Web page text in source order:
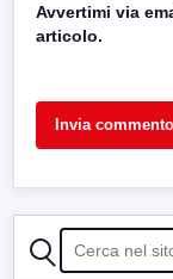
Avvertimi via
articolo.
CERCA